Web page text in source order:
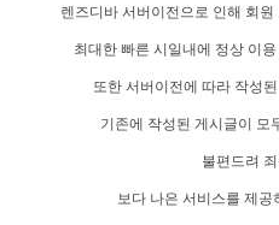
렌즈디바 서버이전으로 인해 회
최대한 빠른 시일내에 정상 이
또한 서버이전에 따라 작성
기존에 작성된 게시글이 모
불편드려
보다 나은 서비스를 제